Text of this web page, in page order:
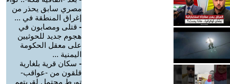
مصري سابق يحذر من
إغراق المنطقة في ...
- قتلى ومصابون في
هجوم جديد للحوثيين
على معقل الحكومة
اليمنية ...
- سكان قرية بلغارية
قلقون من -عواقب-
تورط محتمل لقريتهم